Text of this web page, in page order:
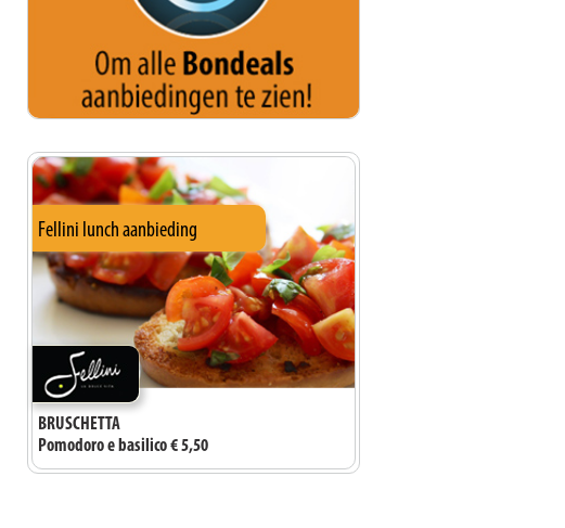
Fellini lunch aanbieding
BRUSCHETTA
Pomodoro e basilico € 5,50